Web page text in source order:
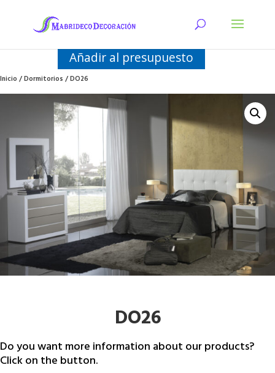
Añadir al presupuesto
Inicio/Dormitorios/ DO26
DO26
Do you want more information about our products?
Click on the button.